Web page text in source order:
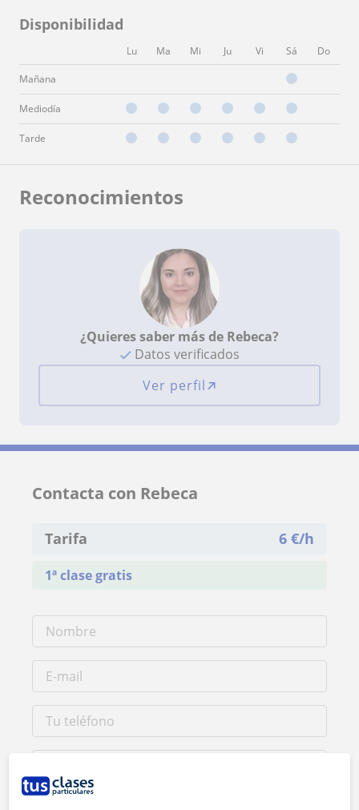
Disponibilidad
Lu Ma Mi Ju Vi Sá Do
Mañana
Mediodía
Tarde
Reconocimientos
¿Quieres saber más de Rebeca?
Datos verificados
Ver perfil
Contacta con Rebeca
Tarifa 6 €/h
1ª clase gratis